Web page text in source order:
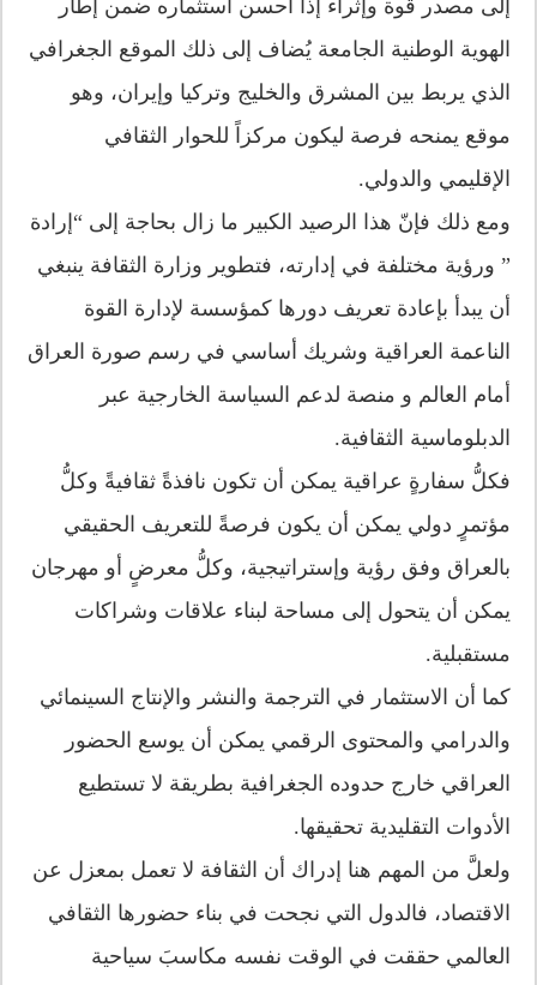
إلى مصدر قوة وإثراء إذا أُحسن استثماره ضمن إطار
الهوية الوطنية الجامعة يُضاف إلى ذلك الموقع الجغرافي
الذي يربط بين المشرق والخليج وتركيا وإيران، وهو
موقع يمنحه فرصة ليكون مركزاً للحوار الثقافي
الإقليمي والدولي.
ومع ذلك فإنّ هذا الرصيد الكبير ما زال بحاجة إلى “إرادة
” ورؤية مختلفة في إدارته، فتطوير وزارة الثقافة ينبغي
أن يبدأ بإعادة تعريف دورها كمؤسسة لإدارة القوة
الناعمة العراقية وشريك أساسي في رسم صورة العراق
أمام العالم و منصة لدعم السياسة الخارجية عبر
الدبلوماسية الثقافية.
فكلُّ سفارةٍ عراقية يمكن أن تكون نافذةً ثقافيةً وكلُّ
مؤتمرٍ دولي يمكن أن يكون فرصةً للتعريف الحقيقي
بالعراق وفق رؤية وإستراتيجية، وكلُّ معرضٍ أو مهرجان
يمكن أن يتحول إلى مساحة لبناء علاقات وشراكات
مستقبلية.
كما أن الاستثمار في الترجمة والنشر والإنتاج السينمائي
والدرامي والمحتوى الرقمي يمكن أن يوسع الحضور
العراقي خارج حدوده الجغرافية بطريقة لا تستطيع
الأدوات التقليدية تحقيقها.
ولعلَّ من المهم هنا إدراك أن الثقافة لا تعمل بمعزل عن
الاقتصاد، فالدول التي نجحت في بناء حضورها الثقافي
العالمي حققت في الوقت نفسه مكاسبَ سياحية